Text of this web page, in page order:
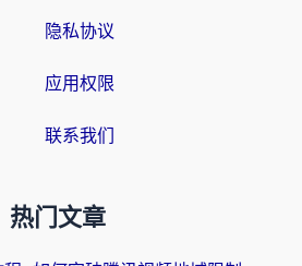
隐私协议
应用权限
联系我们
热门文章